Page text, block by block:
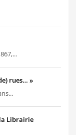
rues… »
Librairie